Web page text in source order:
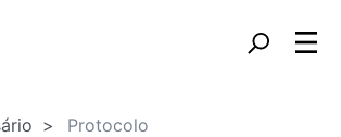
Protocolo